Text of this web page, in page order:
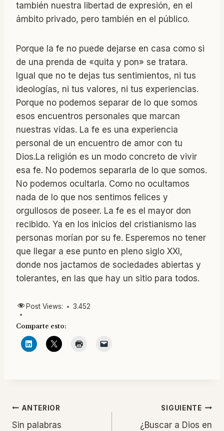
también nuestra libertad de expresión, en el
ámbito privado, pero también en el público.
Porque la fe no puede dejarse en casa como si
de una prenda de «quita y pon» se tratara.
Igual que no te dejas tus sentimientos, ni tus
ideologías, ni tus valores, ni tus experiencias.
Porque no podemos separar de lo que somos
esos encuentros personales que marcan
nuestras vidas. La fe es una experiencia
personal de un encuentro de amor con tu
Dios.La religión es un modo concreto de vivir
esa fe. No podemos separarla de lo que somos.
No podemos ocultarla. Como no ocultamos
nada de lo que nos sentimos felices y
orgullosos de poseer. La fe es el mayor don
recibido. Ya en los inicios del cristianismo las
personas morían por su fe. Esperemos no tener
que llegar a ese punto en pleno siglo XXI,
donde nos jactamos de sociedades abiertas y
tolerantes, en las que hay un sitio para todos.
Post Views: 3.452
Comparte esto:
Navegación
ANTERIOR
Sin palabras
SIGUIENTE
¿Buscar a Dios en